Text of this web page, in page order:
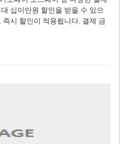
십이만원 할인을 받을 수 있으
시 할인이 적용됩니다. 결제 금